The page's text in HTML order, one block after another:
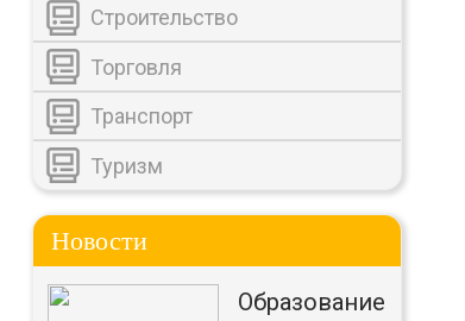
Строительство
Торговля
Транспорт
Туризм
Новости
Образование